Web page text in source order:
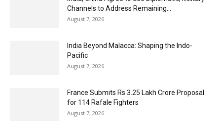
Channels to Address Remaining...
August 7, 2026
India Beyond Malacca: Shaping the Indo-
Pacific
August 7, 2026
France Submits Rs 3.25 Lakh Crore Proposal
for 114 Rafale Fighters
August 7, 2026